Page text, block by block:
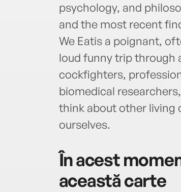
psychology, and
and the most recent
We Eatis a poignant,
loud funny trip through
cockfighters,
biomedical
think about other living
ourselves.
În acest
această carte